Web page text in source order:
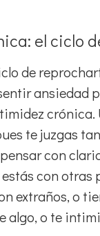
el ciclo
de
ansiedad
crónica.
te juzgas
con
con otras
extraños, o
algo, o te